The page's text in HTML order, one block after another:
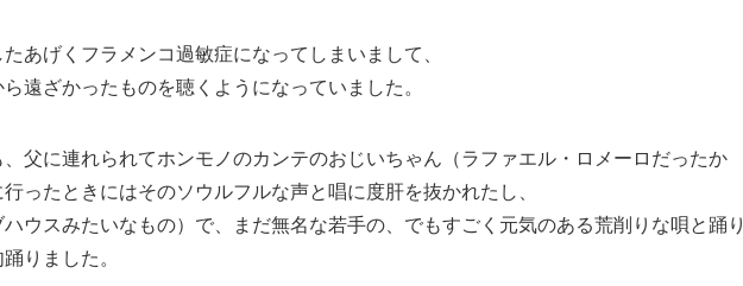
あげくフラメンコ過敏症になってしまいまして、
遠ざかったものを聴くようになっていました。
父に連れられてホンモノのカンテのおじいちゃん（ラファエル・ロメーロだったか
ったときにはそのソウルフルな声と唱に度肝を抜かれたし、
ウスみたいなもの）で、まだ無名な若手の、でもすごく元気のある荒削りな唄と踊り
りました。